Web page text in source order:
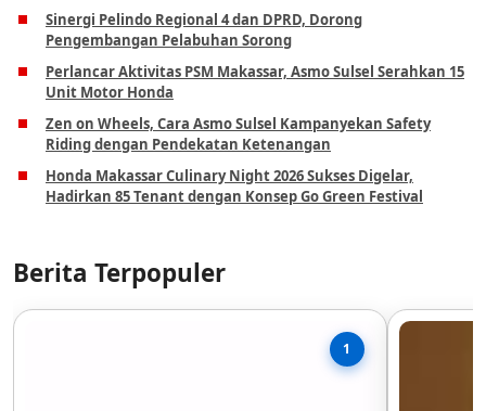
Sinergi Pelindo Regional 4 dan DPRD, Dorong
Pengembangan Pelabuhan Sorong
Perlancar Aktivitas PSM Makassar, Asmo Sulsel Serahkan 15
Unit Motor Honda
Zen on Wheels, Cara Asmo Sulsel Kampanyekan Safety
Riding dengan Pendekatan Ketenangan
Honda Makassar Culinary Night 2026 Sukses Digelar,
Hadirkan 85 Tenant dengan Konsep Go Green Festival
Berita Terpopuler
1